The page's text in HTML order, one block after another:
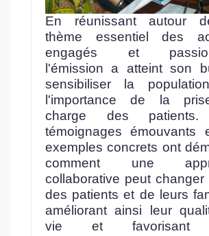
En réunissant autour
thème essentiel des
engagés et
l'émission a atteint son
sensibiliser la
l'importance de la
charge des
témoignages émouvants
exemples concrets ont
comment une
collaborative peut changer
des patients et de leurs
améliorant ainsi leur
vie et favorisant